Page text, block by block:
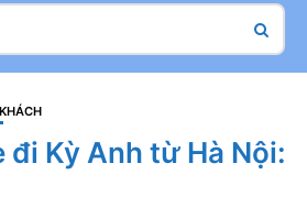
đi Kỳ Anh từ Hà Nội: